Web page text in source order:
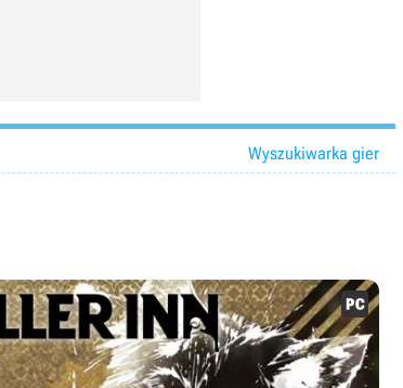
Wyszukiwarka gier